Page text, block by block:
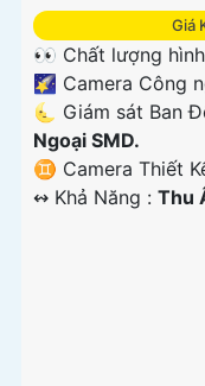
Giá
👀 Chất lượng
🌠 Camera Công
🌜 Giám sát Ban
Ngoại SMD.
♊ Camera Thiết
️↭ Khả Năng : Thu